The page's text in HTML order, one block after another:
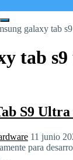
galaxy tab
tab
S9
11 junio
para
…